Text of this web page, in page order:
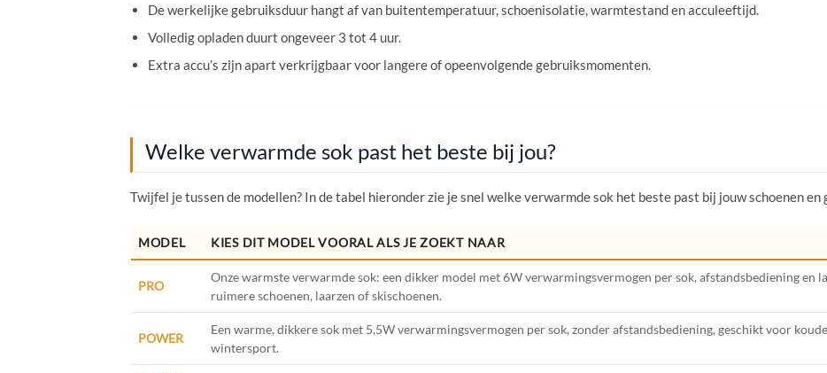
De werkelijke gebruiksduur hangt af van buitentemperatuur, schoenisolatie, warmtestand en acculeeftijd.
Volledig opladen duurt ongeveer 3 tot 4 uur.
Extra accu’s zijn apart verkrijgbaar voor langere of opeenvolgende gebruiksmomenten.
Welke verwarmde sok past het beste bij jou?
Twijfel je tussen de modellen? In de tabel hieronder zie je snel welke verwarmde sok het beste past bij jouw schoenen en
MODEL KIES DIT MODEL VOORAL ALS JE ZOEKT NAAR
PRO
Onze warmste verwarmde sok: een dikker model met 6W verwarmingsvermogen per sok, afstandsbediening en
ruimere schoenen, laarzen of skischoenen.
POWER
Een warme, dikkere sok met 5,5W verwarmingsvermogen per sok, zonder afstandsbediening, geschikt voor
wintersport.